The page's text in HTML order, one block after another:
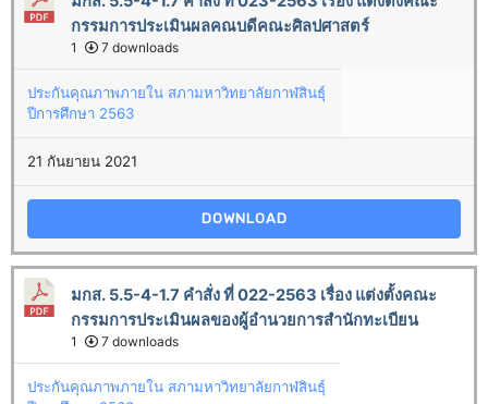
กรรมการประเมินผลคณบดีคณะศิลปศาสตร์
1 7 downloads
ประกันคุณภาพภายใน สภามหาวิทยาลัยกาฬสินธุ์
ปีการศึกษา 2563
21 กันยายน 2021
DOWNLOAD
มกส. 5.5-4-1.7 คำสั่ง ที่ 022-2563 เรื่อง แต่งตั้งคณะ
กรรมการประเมินผลของผู้อำนวยการสำนักทะเบียน
1 7 downloads
ประกันคุณภาพภายใน สภามหาวิทยาลัยกาฬสินธุ์